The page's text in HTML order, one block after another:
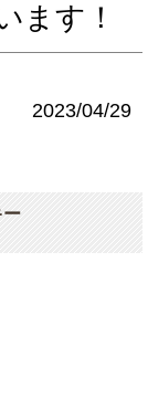
ます！
2023/04/29
ー